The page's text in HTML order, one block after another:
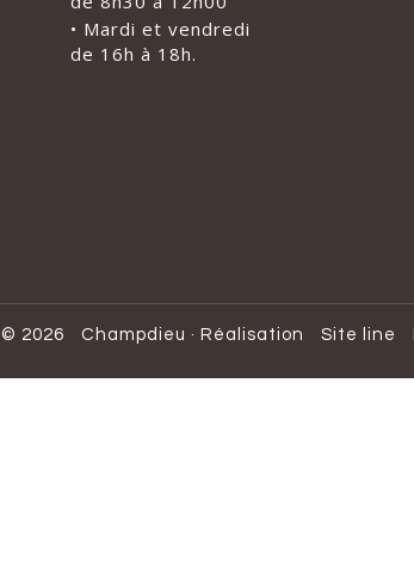
• Mardi et vendredi
de 16h à 18h.
© 2026 Champdieu · Réalisation Site line